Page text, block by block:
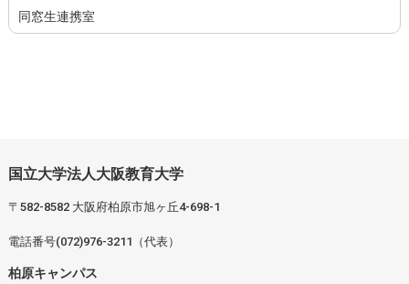
同窓生連携室
国立大学法人大阪教育大学
〒582-8582 大阪府柏原市旭ヶ丘4-698-1
電話番号(072)976-3211（代表）
柏原キャンパス